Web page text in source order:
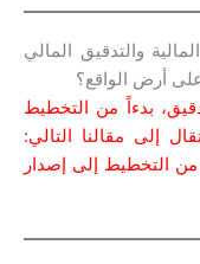
والتدقيق المالي
أرض الواقع؟
بدءاً من التخطيط
إلى مقالنا التالي:
من التخطيط إلى إصدار